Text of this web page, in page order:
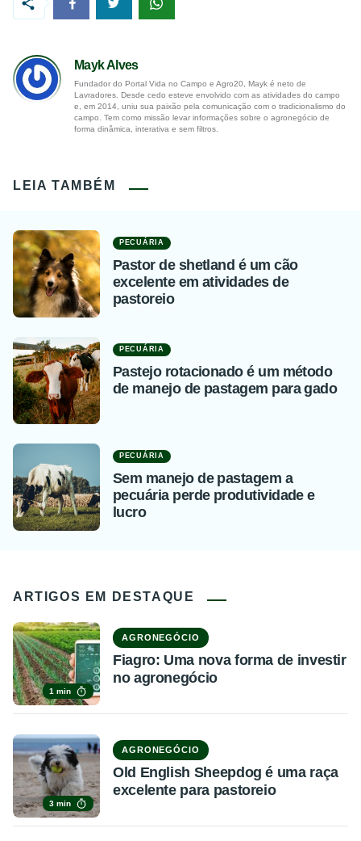
Mayk Alves
Fundador do Portal Vida no Campo e Agro20, Mayk é neto de
Lavradores. Desde cedo esteve envolvido com as atividades do campo
e, em 2014, uniu sua paixão pela comunicação com o tradicionalismo do
campo. Tem como missão levar informações sobre o agronegócio de
forma dinâmica, interativa e sem filtros.
LEIA TAMBÉM
PECUÁRIA
Pastor de shetland é um cão
excelente em atividades de
pastoreio
PECUÁRIA
Pastejo rotacionado é um método
de manejo de pastagem para gado
PECUÁRIA
Sem manejo de pastagem a
pecuária perde produtividade e
lucro
ARTIGOS EM DESTAQUE
1 min
AGRONEGÓCIO
Fiagro: Uma nova forma de investir
no agronegócio
3 min
AGRONEGÓCIO
Old English Sheepdog é uma raça
excelente para pastoreio